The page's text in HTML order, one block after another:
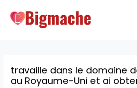
travaille dans le domaine
au Royaume-Uni et ai